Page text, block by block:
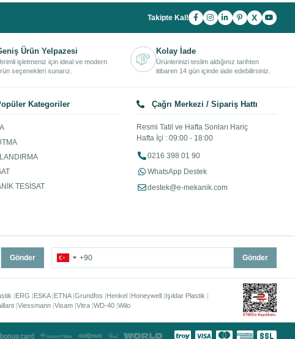
Takipte Kal! X
Ürün Yelpazesi
işletmeniz için ideal ve modern
seçenekleri sunarız.
Kolay İade
Ürünlerinizi teslim aldığınız tarihten
itibaren 14 gün içinde iade edebilirsiniz.
Kategoriler
TESİSAT
Çağrı Merkezi / Sipariş Hattı
Resmi Tatil ve Hafta Sonları Hariç
Hafta İçi : 09:00 - 18:00
0216 398 01 90
WhatsApp Destek
destek@e-mekanik.com
Gönder Gönder
ERG ESKA ETNA Grundfos Henkel Honeywell Işıldar Plastik
Viessmann Visam Vitra WD-40 Wilo